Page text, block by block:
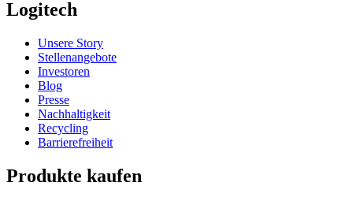
Logitech
Unsere Story
Stellenangebote
Investoren
Blog
Presse
Nachhaltigkeit
Recycling
Barrierefreiheit
Produkte kaufen